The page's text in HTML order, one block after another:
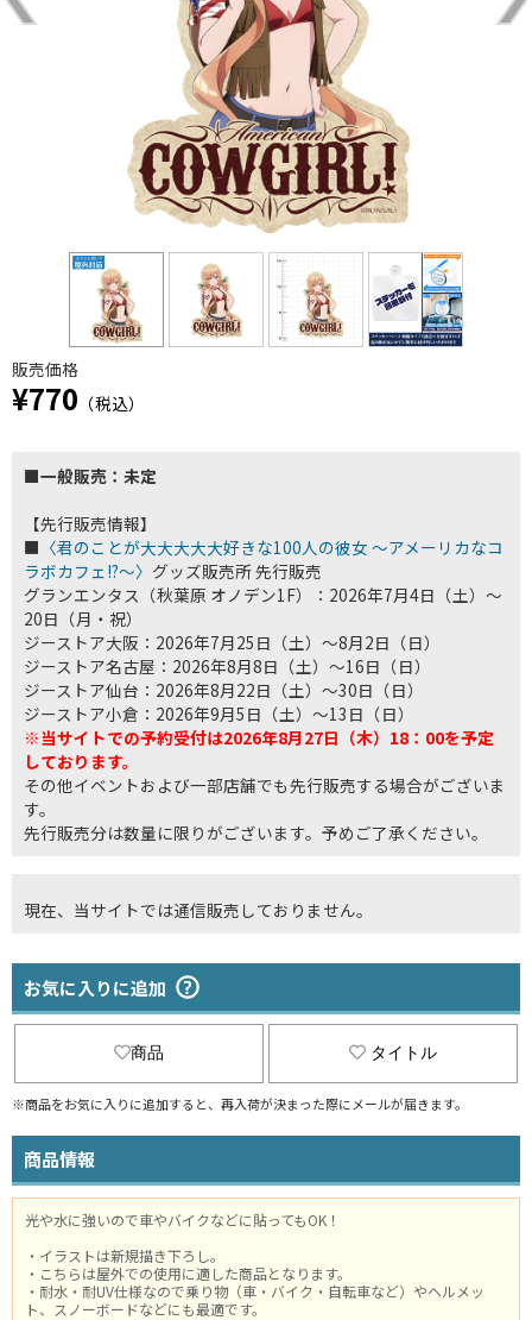
販売価格
¥770 （税込）
■一般販売：未定
【先行販売情報】
■ 〈君のことが大大大大大好きな100人の彼女 ～アメーリカなコ
ラボカフェ!?～〉 グッズ販売所 先行販売
グランエンタス（秋葉原 オノデン1F）：2026年7月4日（土）～
20日（月・祝）
ジーストア大阪：2026年7月25日（土）～8月2日（日）
ジーストア名古屋：2026年8月8日（土）～16日（日）
ジーストア仙台：2026年8月22日（土）～30日（日）
ジーストア小倉：2026年9月5日（土）～13日（日）
※当サイトでの予約受付は2026年8月27日（木）18：00を予定
しております。
その他イベントおよび一部店舗でも先行販売する場合がございま
す。
先行販売分は数量に限りがございます。予めご了承ください。
現在、当サイトでは通信販売しておりません。
お気に入りに追加
商品 タイトル
※商品をお気に入りに追加すると、再入荷が決まった際にメールが届きます。
商品情報
光や水に強いので車やバイクなどに貼ってもOK！
・イラストは新規描き下ろし。
・こちらは屋外での使用に適した商品となります。
・耐水・耐UV仕様なので乗り物（車・バイク・自転車など）やヘルメッ
ト、スノーボードなどにも最適です。